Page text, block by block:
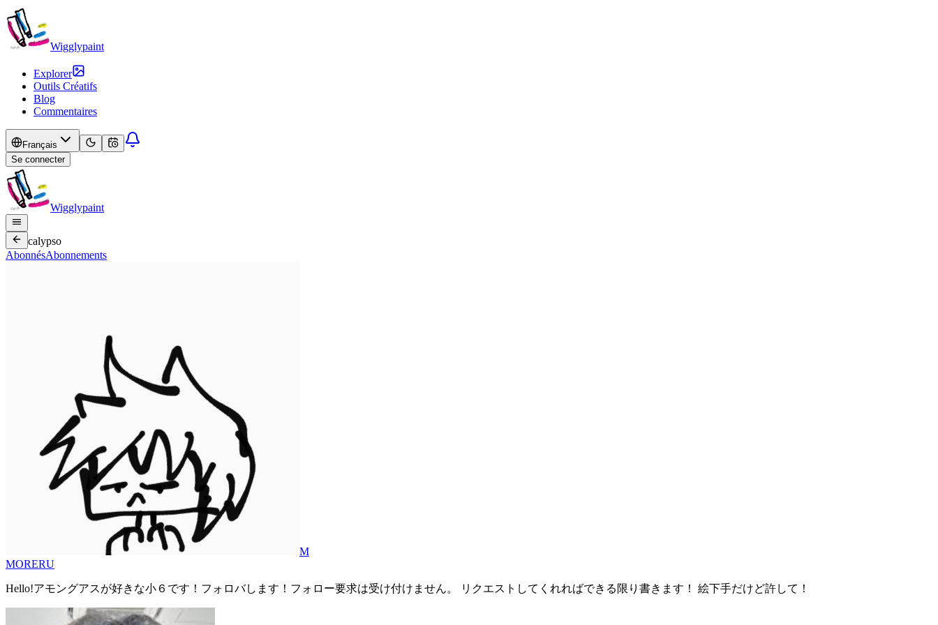
Wigglypaint
Explorer
Outils Créatifs
Blog
Commentaires
Français
Se connecter
Wigglypaint
calypso
AbonnésAbonnements
M
MORERU
Hello!アモングアスが好きな小６です！フォロバします！フォロー要求は受け付けません。 リクエストしてくれればできる限り書きます！ 絵下手だけど許して！